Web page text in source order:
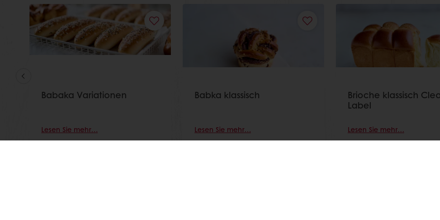
Babaka Variationen
Lesen Sie mehr…
Babka klassisch
Lesen Sie mehr…
Brioche klassisch
Label
Lesen Sie mehr…